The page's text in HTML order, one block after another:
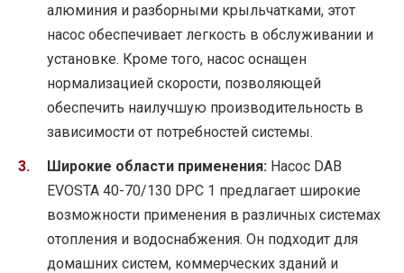
алюминия и разборными крыльчатками, этот
насос обеспечивает легкость в обслуживании и
установке. Кроме того, насос оснащен
нормализацией скорости, позволяющей
обеспечить наилучшую производительность в
зависимости от потребностей системы.
Широкие области применения: Насос DAB
EVOSTA 40-70/130 DPC 1 предлагает широкие
возможности применения в различных системах
отопления и водоснабжения. Он подходит для
домашних систем, коммерческих зданий и